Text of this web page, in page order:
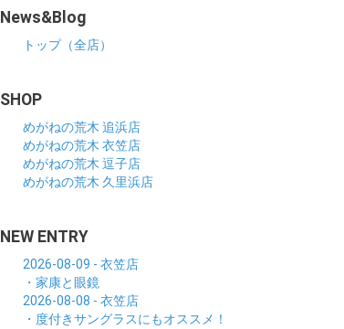
News&Blog
トップ（全店）
SHOP
めがねの荒木 追浜店
めがねの荒木 衣笠店
めがねの荒木 逗子店
めがねの荒木 久里浜店
NEW ENTRY
2026-08-09 - 衣笠店
・家康と眼鏡
2026-08-08 - 衣笠店
・度付きサングラスにもオススメ！